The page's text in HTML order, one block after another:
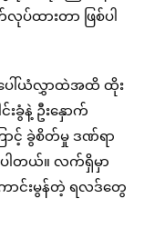
ပ်ထားတာ ဖြစ်ပါ
အပေါ်ယံလွှာထဲအထိ ထိုး
ခွံနဲ့ ဦးနှောက်
ာင့် ခွဲစိတ်မှု ဒဏ်ရာ
ါတယ်။ လက်ရှိမှာ
ာင်းမွန်တဲ့ ရလဒ်တွေ